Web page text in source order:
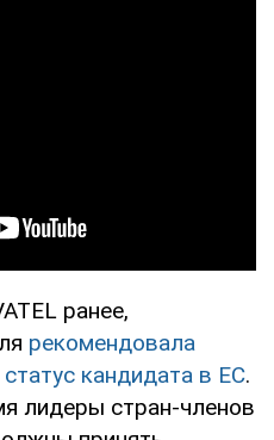
ранее,
рекомендовала
кандидата в ЕС.
лидеры стран-членов